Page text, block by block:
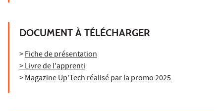
DOCUMENT À TÉLÉCHARGER
>Fiche de présentation
> Livre de l'apprenti
>Magazine Up'Tech réalisé par la promo 2025